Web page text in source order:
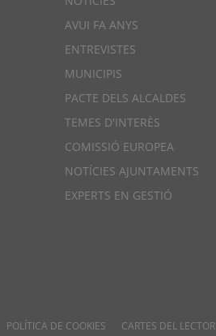
AVUI FA ANYS
ENTREVISTES
MUNICIPIS
PACTE DELS ALCALDES
TEMES D'INTERÈS
COMISSIÓ EUROPEA
NOTÍCIES AJUNTAMENTS
EXPERTS EN GESTIÓ
POLÍTICA DE COOKIES CARTES DEL LECTOR